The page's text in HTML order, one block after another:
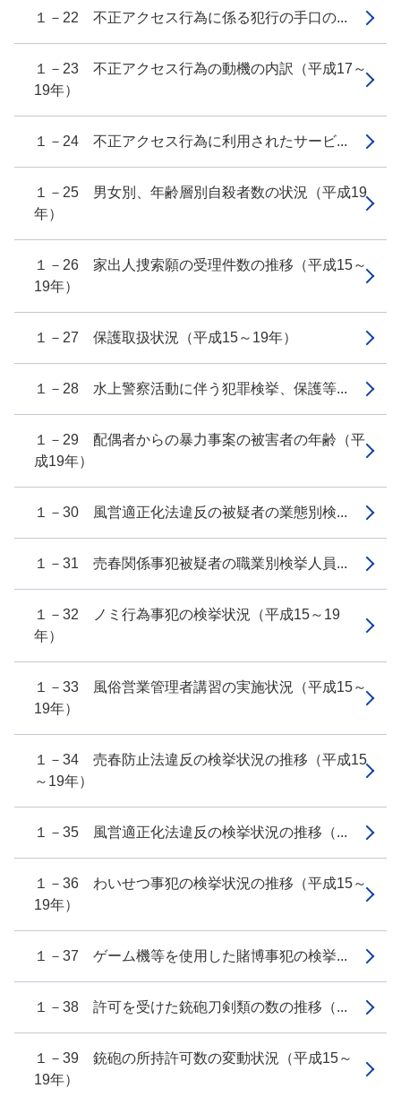
１－22 不正アクセス行為に係る犯行の手口の...
１－23 不正アクセス行為の動機の内訳（平成17～
19年）
１－24 不正アクセス行為に利用されたサービ...
１－25 男女別、年齢層別自殺者数の状況（平成19
年）
１－26 家出人捜索願の受理件数の推移（平成15～
19年）
１－27 保護取扱状況（平成15～19年）
１－28 水上警察活動に伴う犯罪検挙、保護等...
１－29 配偶者からの暴力事案の被害者の年齢（平
成19年）
１－30 風営適正化法違反の被疑者の業態別検...
１－31 売春関係事犯被疑者の職業別検挙人員...
１－32 ノミ行為事犯の検挙状況（平成15～19
年）
１－33 風俗営業管理者講習の実施状況（平成15～
19年）
１－34 売春防止法違反の検挙状況の推移（平成15
～19年）
１－35 風営適正化法違反の検挙状況の推移（...
１－36 わいせつ事犯の検挙状況の推移（平成15～
19年）
１－37 ゲーム機等を使用した賭博事犯の検挙...
１－38 許可を受けた銃砲刀剣類の数の推移（...
１－39 銃砲の所持許可数の変動状況（平成15～
19年）